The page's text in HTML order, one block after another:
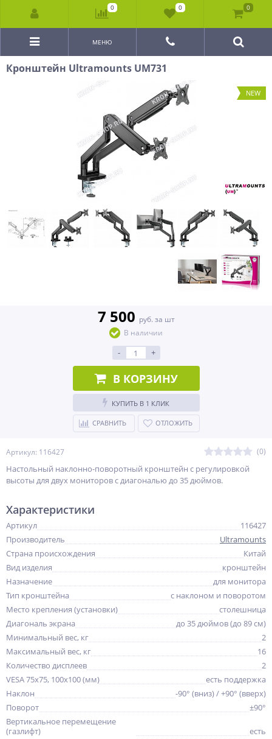
МЕНЮ
Кронштейн Ultramounts UM731
NEW
Артикул: 116427 (0)
Настольный наклонно-поворотный кронштейн с регулировкой
высоты для двух мониторов с диагональю до 35 дюймов.
7 500 руб. за шт
В наличии
- +
В КОРЗИНУ
КУПИТЬ В 1 КЛИК
СРАВНИТЬ ОТЛОЖИТЬ
Характеристики
Артикул
116427
Производитель
Ultramounts
Страна происхождения
Китай
Вид изделия
кронштейн
Назначение
для монитора
Тип кронштейна
с наклоном и поворотом
Место крепления (установки)
столешница
Диагональ экрана
до 35 дюймов (до 89 см)
Минимальный вес, кг
2
Максимальный вес, кг
16
Количество дисплеев
2
VESA 75x75, 100x100 (мм)
есть поддержка
Наклон
-90° (вниз) / +90° (вверх)
Поворот
±90°
Вертикальное перемещение
(газлифт)
есть
0 0 0